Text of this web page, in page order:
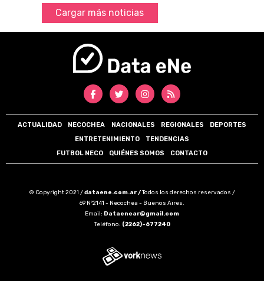
Cargar más noticias
ACTUALIDAD NECOCHEA NACIONALES REGIONALES
DEPORTES
ENTRETENIMIENTO
TENDENCIAS
FUTBOL NECO
QUIÉNES SOMOS CONTACTO
© Copyright 2021 /dataene.com.ar /Todos los derechos reservados /
69 N°2141 - Necochea - Buenos Aires.
Email: Dataenear@gmail.com
Teléfono: (2262)-677240